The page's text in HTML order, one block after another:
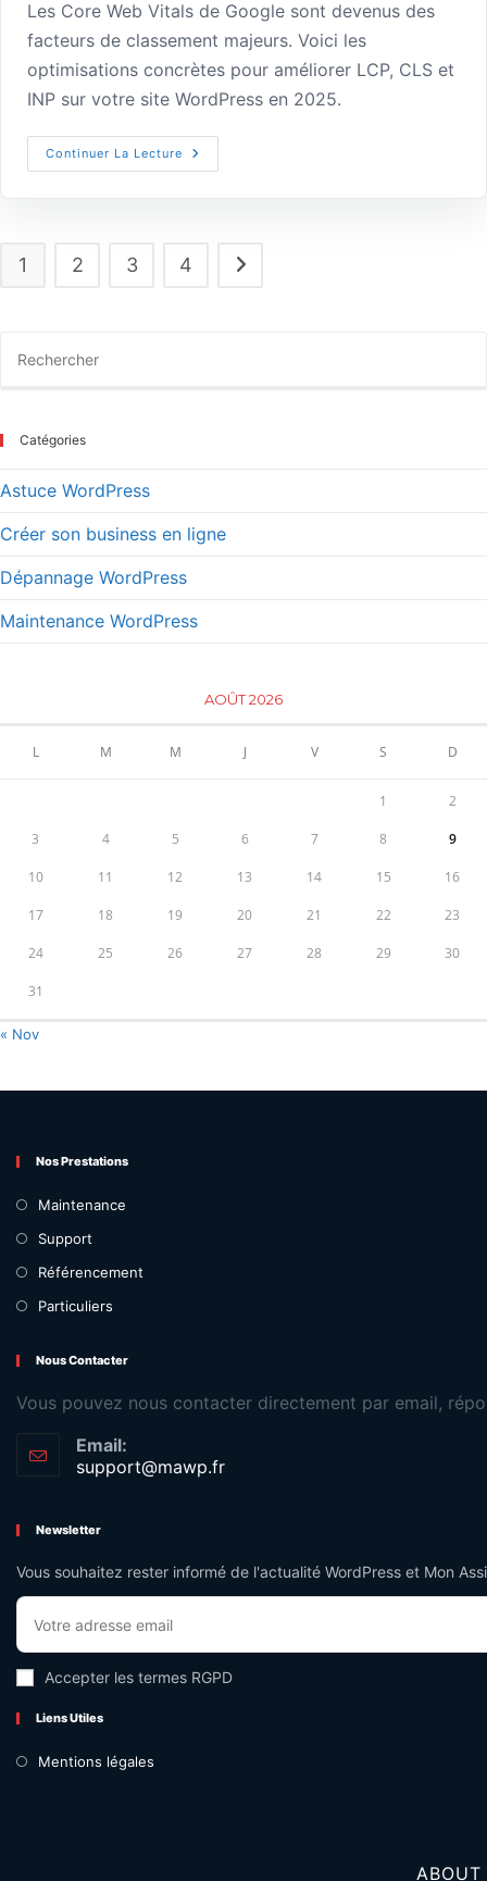
Les Core Web Vitals de Google sont devenus des
facteurs de classement majeurs. Voici les
optimisations concrètes pour améliorer LCP, CLS et
INP sur votre site WordPress en 2025.
Continuer La Lecture
1 2 3 4
Catégories
Astuce WordPress
Créer son business en ligne
Dépannage WordPress
Maintenance WordPress
AOÛT 2026
L M M J V S D
1 2
3 4 5 6 7 8 9
10 11 12 13 14 15 16
17 18 19 20 21 22 23
24 25 26 27 28 29 30
31
« Nov
Nos Prestations
Maintenance
Support
Référencement
Particuliers
Nous Contacter
Vous pouvez nous contacter directement par email,
Email:
support@mawp.fr
Newsletter
Vous souhaitez rester informé de l'actualité WordPress et Mon
Accepter les termes RGPD
Liens Utiles
Mentions légales
ABOUT